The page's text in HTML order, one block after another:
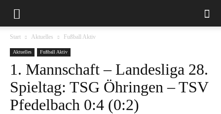
Start Aktuelles Fußball Aktiv
Aktuelles Fußball Aktiv
1. Mannschaft – Landesliga 28.
Spieltag: TSG Öhringen – TSV
Pfedelbach 0:4 (0:2)